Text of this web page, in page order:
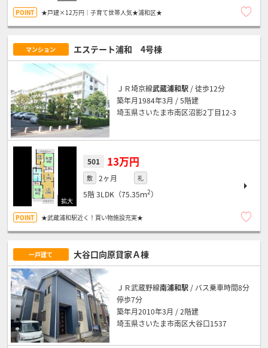
★戸建×12万円｜子育て世帯人気★浦和区★
マンション エステート浦和 4号棟
ＪＲ埼京線武蔵浦和駅 / 徒歩12分
築年月1984年3月 / 5階建
埼玉県さいたま市南区沼影2丁目12-3
501 13万円
敷 2ヶ月 礼
5階3LDK（75.35ｍ2）
★武蔵浦和駅近く！買い物施設充実★
一戸建て 大谷口向原貸家Ａ棟
ＪＲ武蔵野線南浦和駅 / バス乗車時間8分
停歩7分
築年月2010年3月 / 2階建
埼玉県さいたま市南区大谷口1537